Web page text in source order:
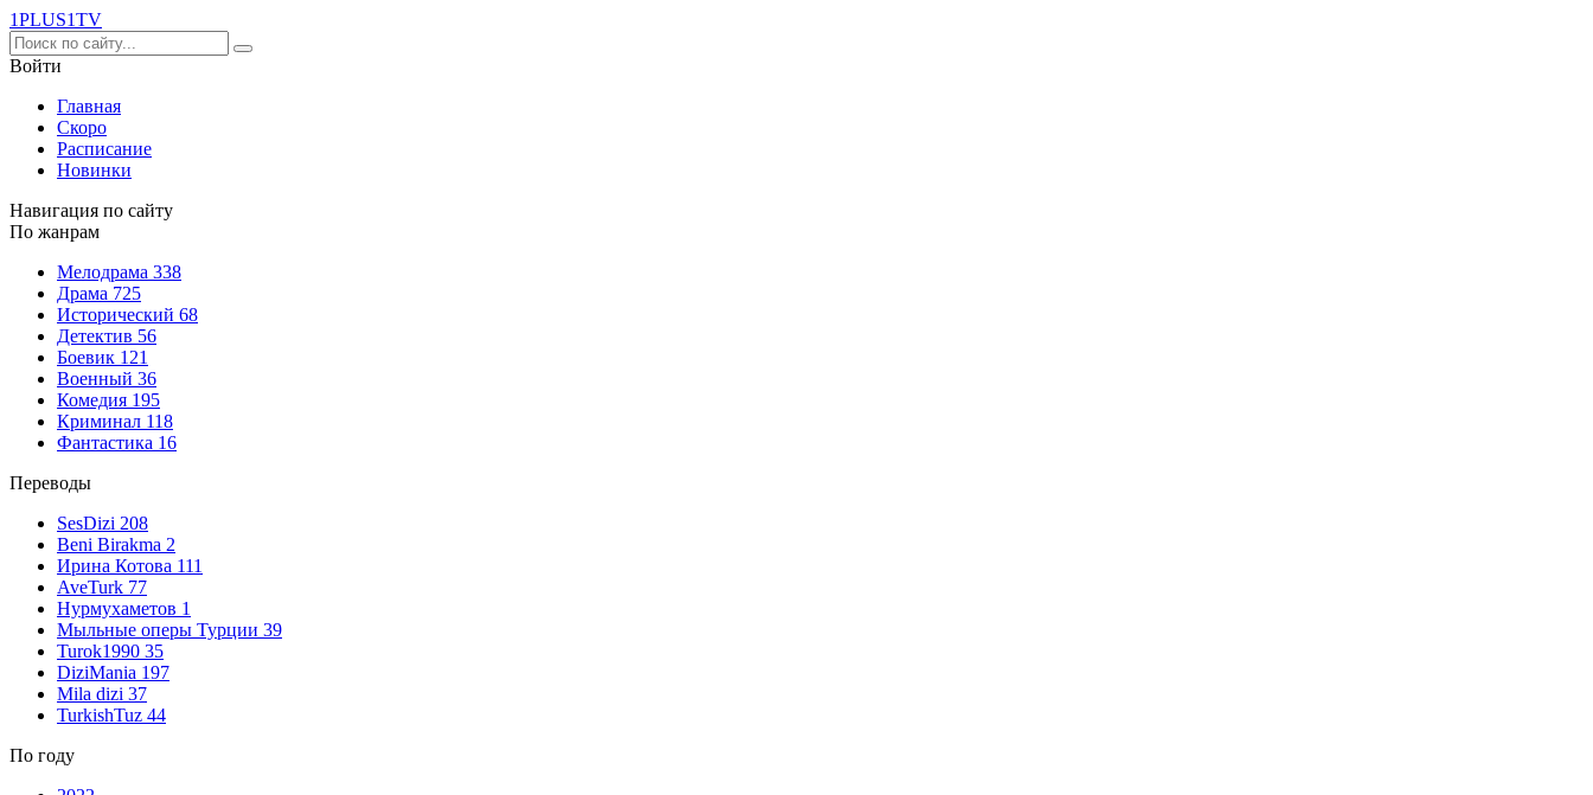
1PLUS1TV
Войти
Главная
Скоро
Расписание
Новинки
Навигация по сайту
По жанрам
Мелодрама 338
Драма 725
Исторический 68
Детектив 56
Боевик 121
Военный 36
Комедия 195
Криминал 118
Фантастика 16
Переводы
SesDizi 208
Beni Birakma 2
Ирина Котова 111
AveTurk 77
Нурмухаметов 1
Мыльные оперы Турции 39
Turok1990 35
DiziMania 197
Mila dizi 37
TurkishTuz 44
По году